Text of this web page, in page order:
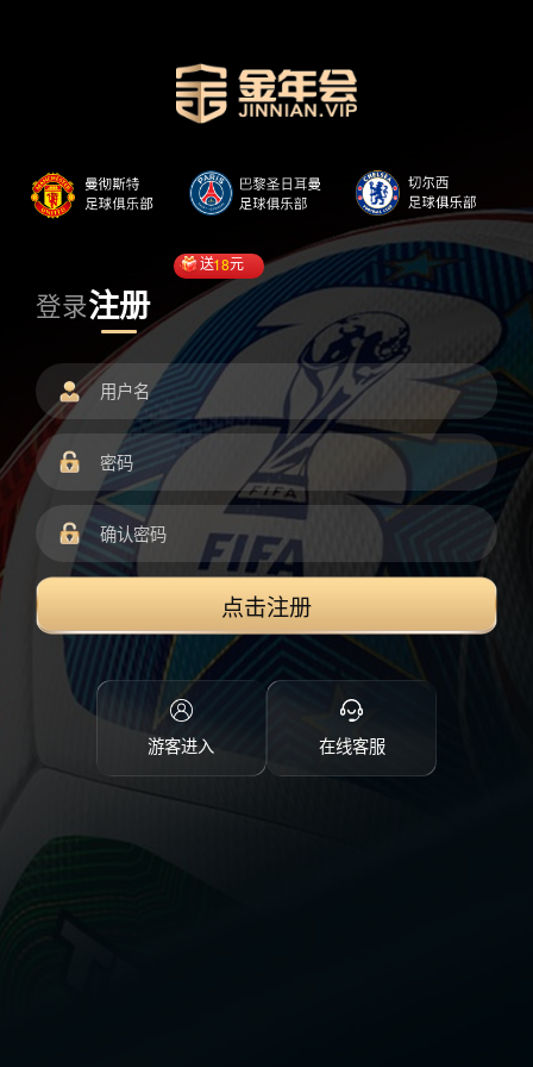
登录注册
送18元
点击注册
游客进入 在线客服